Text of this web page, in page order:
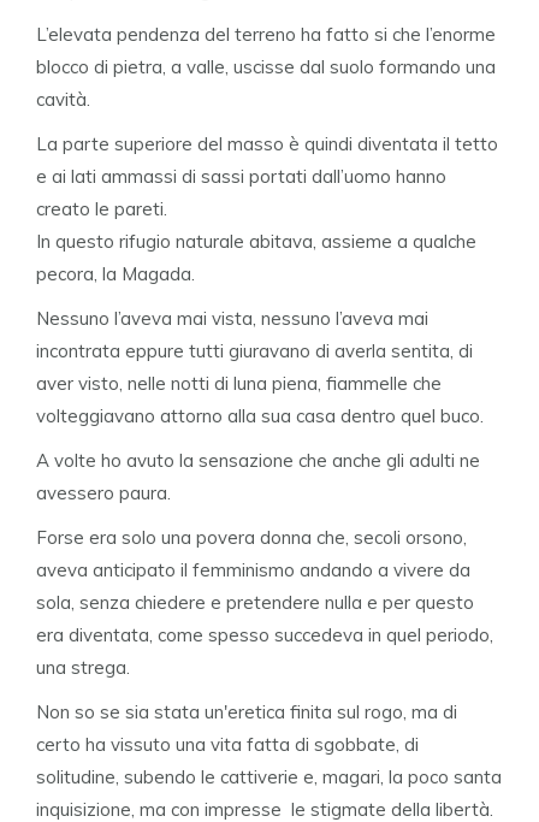
L’elevata pendenza del terreno ha fatto si che l’enorme
blocco di pietra, a valle, uscisse dal suolo formando una
cavità.
La parte superiore del masso è quindi diventata il tetto
e ai lati ammassi di sassi portati dall’uomo hanno
creato le pareti.
In questo rifugio naturale abitava, assieme a qualche
pecora, la Magada.
Nessuno l’aveva mai vista, nessuno l’aveva mai
incontrata eppure tutti giuravano di averla sentita, di
aver visto, nelle notti di luna piena, fiammelle che
volteggiavano attorno alla sua casa dentro quel buco.
A volte ho avuto la sensazione che anche gli adulti ne
avessero paura.
Forse era solo una povera donna che, secoli orsono,
aveva anticipato il femminismo andando a vivere da
sola, senza chiedere e pretendere nulla e per questo
era diventata, come spesso succedeva in quel periodo,
una strega.
Non so se sia stata un'eretica finita sul rogo, ma di
certo ha vissuto una vita fatta di sgobbate, di
solitudine, subendo le cattiverie e, magari, la poco santa
inquisizione, ma con impresse le stigmate della libertà.